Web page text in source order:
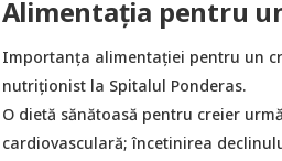
Alimentația pentru
Importanța alimentației pentru un
nutriționist la Spitalul Ponderas.
O dietă sănătoasă pentru creier
cardiovasculară; încetinirea